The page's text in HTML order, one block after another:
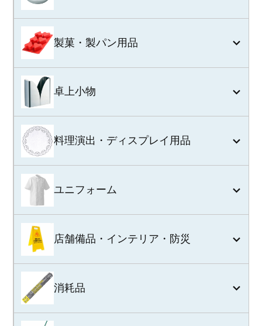
製菓・製パン用品
卓上小物
料理演出・ディスプレイ用品
ユニフォーム
店舗備品・インテリア・防災
消耗品